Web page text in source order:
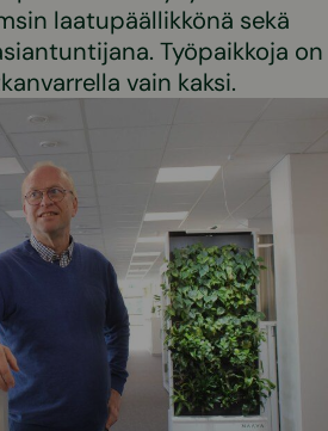
laatupäällikkönä sekä
Työpaikkoja on
vain kaksi.